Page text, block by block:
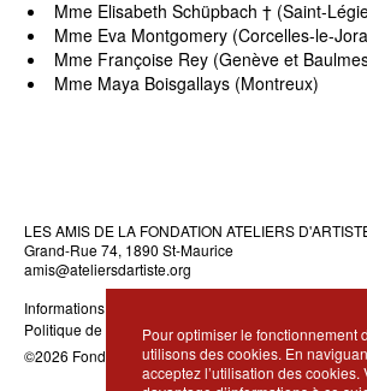
Pour optimiser le fonctionnement
utilisons des cookies. En
acceptez l’utilisation des cookies.
Mme Elisabeth Schüpbach † (Saint-
Mme Eva Montgomery (Corcelles-le-
Mme Françoise Rey (Genève et
Mme Maya Boisgallays (Montreux)
LES AMIS DE LA FONDATION ATELIERS
Grand-Rue 74, 1890 St-Maurice
amis@ateliersdartiste.org
Informations légales
Politique de confidentialité
©2026 Fondation Ateliers d’Artiste · Réalisation